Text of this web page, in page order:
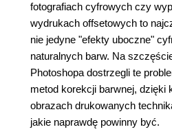
fotografiach cyfrowych czy
wydrukach offsetowych to
nie jedyne "efekty uboczne"
naturalnych barw. Na
Photoshopa dostrzegli te
metod korekcji barwnej, dzięki
obrazach drukowanych
jakie naprawdę powinny być.